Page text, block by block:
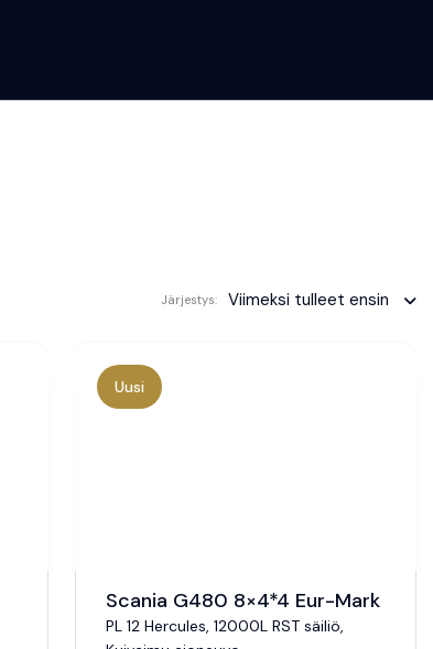
Järjestys: Viimeksi tulleet ensin
Uusi
Scania G480 8×4*4 Eur-Mark
PL 12 Hercules, 12000L RST säiliö,